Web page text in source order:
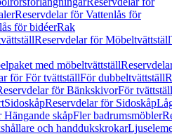
Reservdelar för Vattenlås för
för bidéerRak
Reservdelar för Möbeltvättställ
med möbeltvättställ
för För tvättställFör dubbeltvättställ
för BänkskivorFör
SidoskåpReservdelar för Sidoskåp
Hängande skåpFler badrumsmöbler
och handdukskrokar